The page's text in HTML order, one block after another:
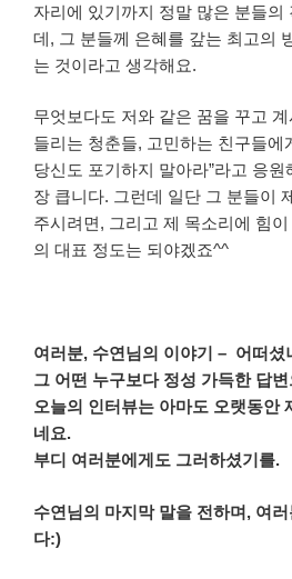
자리에 있기까지 정말 많은 분들의
데, 그 분들께 은혜를 갚는 최고의
는 것이라고 생각해요.
무엇보다도 저와 같은 꿈을 꾸고
들리는 청춘들, 고민하는 친구들에
당신도 포기하지 말아라”라고 응
장 큽니다. 그런데 일단 그 분들이
주시려면, 그리고 제 목소리에 힘
의 대표 정도는 되야겠죠^^
여러분, 수연님의 이야기 – 어떠셨
그 어떤 누구보다 정성 가득한 답
오늘의 인터뷰는 아마도 오랫동안
네요.
부디 여러분에게도 그러하셨기를.
수연님의 마지막 말을 전하며, 여
다:)